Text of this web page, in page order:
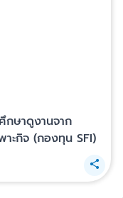
ษาดูงานจาก
ะกิจ (กองทุน SFI)